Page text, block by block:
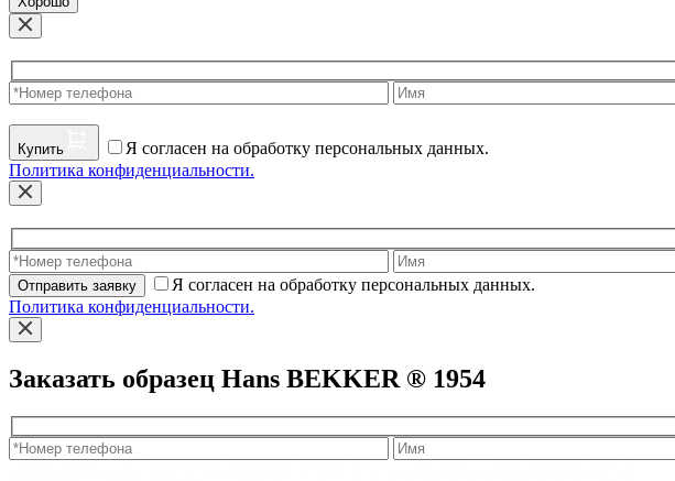
Купить
Я согласен на обработку персональных данных.
Политика конфиденциальности.
Отправить заявку
Я согласен на обработку персональных данных.
Политика конфиденциальности.
Заказать образец Hans BEKKER ® 1954